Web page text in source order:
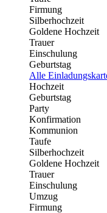
Firmung
Silberhochzeit
Goldene Hochzeit
Trauer
Einschulung
Geburtstag
Alle
Hochzeit
Geburtstag
Party
Konfirmation
Kommunion
Taufe
Silberhochzeit
Goldene Hochzeit
Trauer
Einschulung
Umzug
Firmung